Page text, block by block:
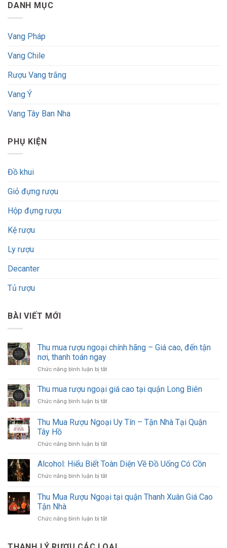
DANH MỤC
Vang Pháp
Vang Chile
Rượu Vang trắng
Vang Ý
Vang Tây Ban Nha
PHỤ KIỆN
Đồ khui
Giỏ đựng rượu
Hộp đựng rượu
Kệ rượu
Ly rượu
Decanter
Tủ rượu
BÀI VIẾT MỚI
Thu mua rượu ngoại chính hãng – Giá cao, đến tận
nơi, thanh toán ngay
Chức năng bình luận bị tắtở
mua
rượu
ngoại
hãng
cao,
tận
ngay
Thu mua rượu ngoại giá cao tại quận Long Biên
Chức năng bình luận bị tắtở
mua
rượu
giá
tại
Long
Thu Mua Rượu Ngoại Uy Tín – Tận Nhà Tại Quận
Tây Hồ
Chức năng bình luận bị tắtở
Mua
Ngoại
Tín
Nhà
Alcohol: Hiểu Biết Toàn Diện Về Đồ Uống Có Cồn
Chức năng bình luận bị tắtở
Hiểu
Biết
Diện
Uống
Thu Mua Rượu Ngoại tại quận Thanh Xuân Giá Cao
Tận Nhà
Chức năng bình luận bị tắtở
Rượu